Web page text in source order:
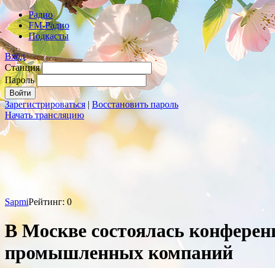
Радио
FM-Радио
Подкасты
Вход
Станция
Пароль
Зарегистрироваться | Восстановить пароль
Начать трансляцию
SapmiРейтинг: 0
В Москве состоялась
промышленных компаний